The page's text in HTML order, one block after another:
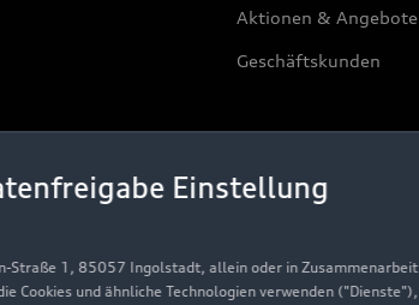
Einstellung
Straße 1, 85057 Ingolstadt, allein oder in
Cookies und ähnliche Technologien verwenden
Aktionen & Angebote
Geschäftskunden
Unternehmen
Investor Relations